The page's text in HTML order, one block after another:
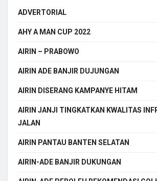
ADVERTORIAL
AHY A MAN CUP 2022
AIRIN – PRABOWO
AIRIN ADE BANJIR DUJUNGAN
AIRIN DISERANG KAMPANYE HITAM
AIRIN JANJI TINGKATKAN KWALITAS
JALAN
AIRIN PANTAU BANTEN SELATAN
AIRIN-ADE BANJIR DUKUNGAN